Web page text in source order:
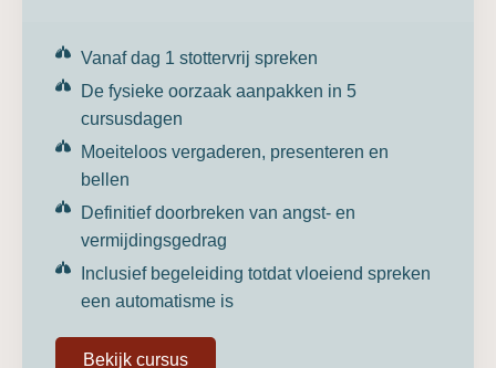
Vanaf dag 1 stottervrij spreken
De fysieke oorzaak aanpakken in 5
cursusdagen
Moeiteloos vergaderen, presenteren en
bellen
Definitief doorbreken van angst- en
vermijdingsgedrag
Inclusief begeleiding totdat vloeiend spreken
een automatisme is
Bekijk cursus